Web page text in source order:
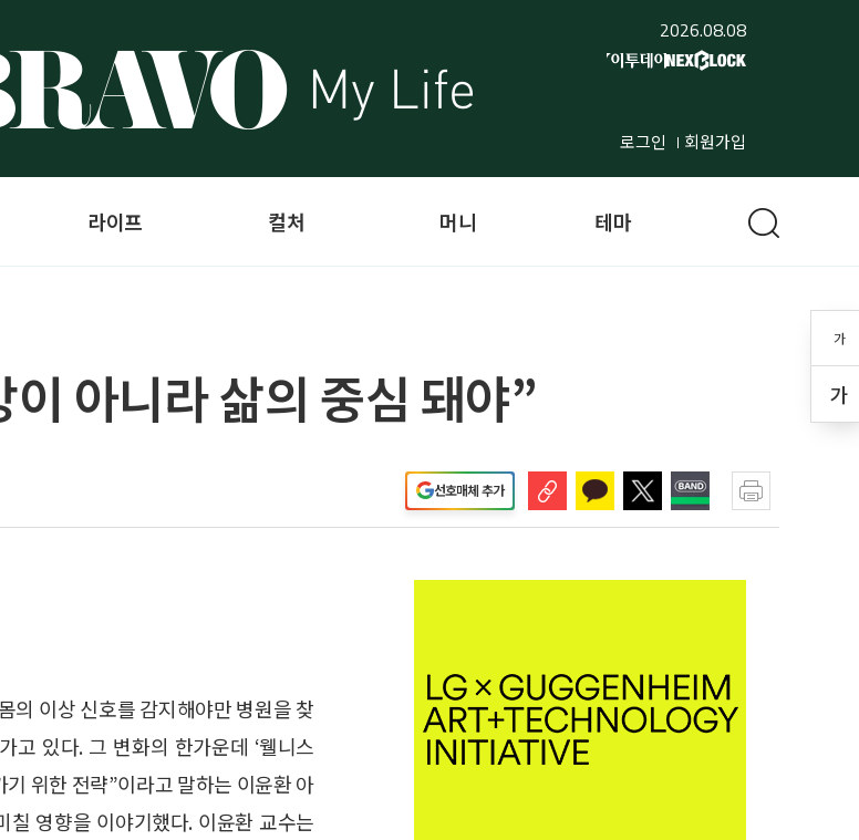
2026.08.08
로그인 회원가입
가
가
라이프 컬처 머니 테마
아니라 삶의 중심 돼야”
선호매체 추가
의 이상 신호를 감지해야만 병원을 찾
고 있다. 그 변화의 한가운데 ‘웰니스
위한 전략”이라고 말하는 이윤환 아
영향을 이야기했다. 이윤환 교수는